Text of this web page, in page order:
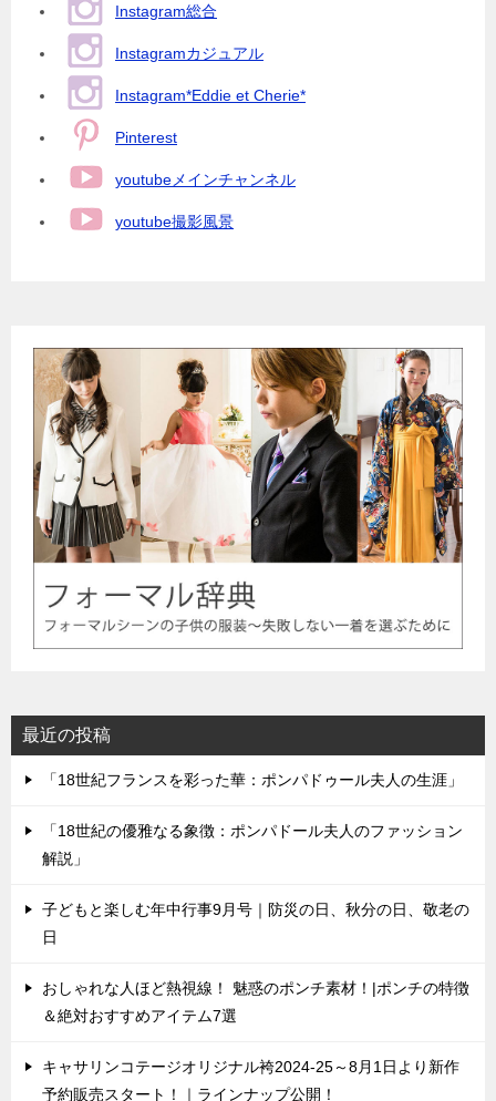
Instagram総合
Instagramカジュアル
Instagram*Eddie et Cherie*
Pinterest
youtubeメインチャンネル
youtube撮影風景
最近の投稿
「18世紀フランスを彩った華：ポンパドゥール夫人の生涯」
「18世紀の優雅なる象徴：ポンパドール夫人のファッション
解説」
子どもと楽しむ年中行事9月号｜防災の日、秋分の日、敬老の
日
おしゃれな人ほど熱視線！ 魅惑のポンチ素材！|ポンチの特徴
＆絶対おすすめアイテム7選
キャサリンコテージオリジナル袴2024-25～8月1日より新作
予約販売スタート！｜ラインナップ公開！